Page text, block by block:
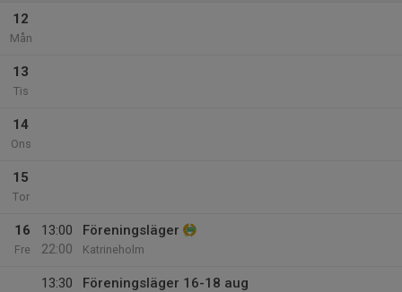
12
Mån
13
Tis
14
Ons
15
Tor
16
Fre
13:00
22:00
Föreningsläger
Katrineholm
13:30
Föreningsläger 16-18 aug